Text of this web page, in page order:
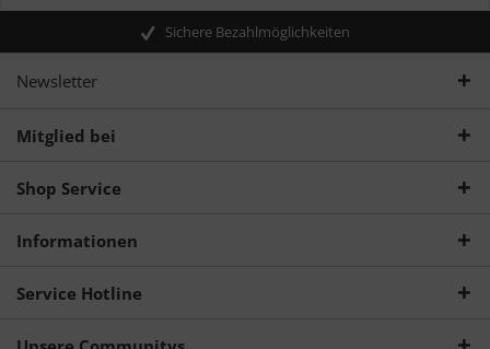
Sichere Bezahlmöglichkeiten
Newsletter
Mitglied bei
Shop Service
Informationen
Service Hotline